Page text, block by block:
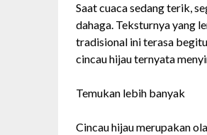
Saat cuaca sedang terik,
dahaga. Teksturnya yang
tradisional ini terasa
cincau hijau ternyata
Temukan lebih banyak
Cincau hijau merupakan